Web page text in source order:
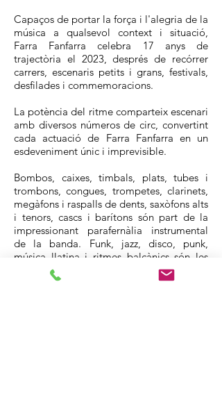
Capaços de portar la força i l'alegria de la
música a qualsevol context i situació,
Farra Fanfarra celebra 17 anys de
trajectòria el 2023, després de recórrer
carrers, escenaris petits i grans, festivals,
desfilades i commemoracions.
La potència del ritme comparteix escenari
amb diversos números de circ, convertint
cada actuació de Farra Fanfarra en un
esdeveniment únic i imprevisible.
Bombos, caixes, timbals, plats, tubes i
trombons, congues, trompetes, clarinets,
megàfons i raspalls de dents, saxòfons alts
i tenors, cascs i barítons són part de la
impressionant parafernàlia instrumental
de la banda. Funk, jazz, disco, punk,
música llatina i ritmes balcànics són les
armes que fan servir perquè la festa no
s’aturi mai. Tot és possible, menys quedar-